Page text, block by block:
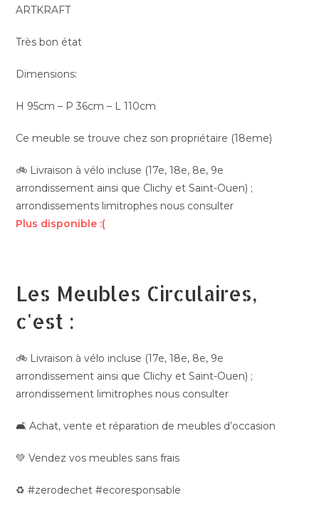
ARTKRAFT
Très bon état
Dimensions:
H 95cm – P 36cm – L 110cm
Ce meuble se trouve chez son propriétaire (18eme)
🚲 Livraison à vélo incluse (17e, 18e, 8e, 9e
arrondissement ainsi que Clichy et Saint-Ouen) ;
arrondissements limitrophes nous consulter
Plus disponible :(
Les Meubles Circulaires,
c'est :
🚲 Livraison à vélo incluse (17e, 18e, 8e, 9e
arrondissement ainsi que Clichy et Saint-Ouen) ;
arrondissement limitrophes nous consulter
🛋️ Achat, vente et réparation de meubles d’occasion
💚 Vendez vos meubles sans frais
♻️ #zerodechet #ecoresponsable